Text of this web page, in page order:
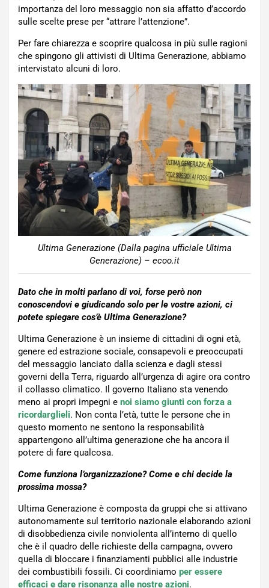
importanza del loro messaggio non sia affatto d’accordo
sulle scelte prese per “attrare l’attenzione”.
Per fare chiarezza e scoprire qualcosa in più sulle ragioni
che spingono gli attivisti di Ultima Generazione, abbiamo
intervistato alcuni di loro.
Ultima Generazione (Dalla pagina ufficiale Ultima
Generazione) – ecoo.it
Dato che in molti parlano di voi, forse però non
conoscendovi e giudicando solo per le vostre azioni, ci
potete spiegare cos’è Ultima Generazione?
Ultima Generazione è un insieme di cittadini di ogni età,
genere ed estrazione sociale, consapevoli e preoccupati
del messaggio lanciato dalla scienza e dagli stessi
governi della Terra, riguardo all’urgenza di agire ora contro
il collasso climatico. Il governo Italiano sta venendo
meno ai propri impegni e noi siamo giunti con forza a
ricordarglieli. Non conta l’età, tutte le persone che in
questo momento ne sentono la responsabilità
appartengono all’ultima generazione che ha ancora il
potere di fare qualcosa.
Come funziona l’organizzazione? Come e chi decide la
prossima mossa?
Ultima Generazione è composta da gruppi che si attivano
autonomamente sul territorio nazionale elaborando azioni
di disobbedienza civile nonviolenta all’interno di quello
che è il quadro delle richieste della campagna, ovvero
quella di bloccare i finanziamenti pubblici alle industrie
dei combustibili fossili. Ci coordiniamo per essere
efficaci e dare risonanza alle nostre azioni.